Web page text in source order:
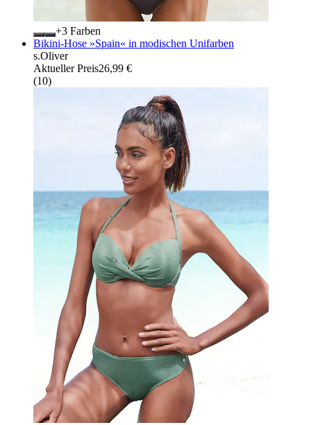
+
Farben
Bikini-Hose »Spain« in modischen Unifarben
s.Oliver
Aktueller Preis26,99 €
(10)